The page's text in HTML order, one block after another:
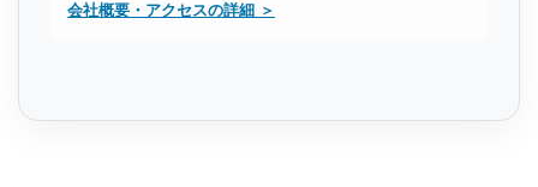
会社概要・アクセスの詳細 ＞